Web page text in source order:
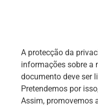
A protecção da
informações sobre a
documento deve ser
Pretendemos por
Assim, promovemos